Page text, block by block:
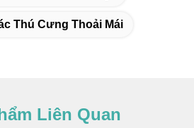
Thú Cưng Thoải Mái
Liên Quan